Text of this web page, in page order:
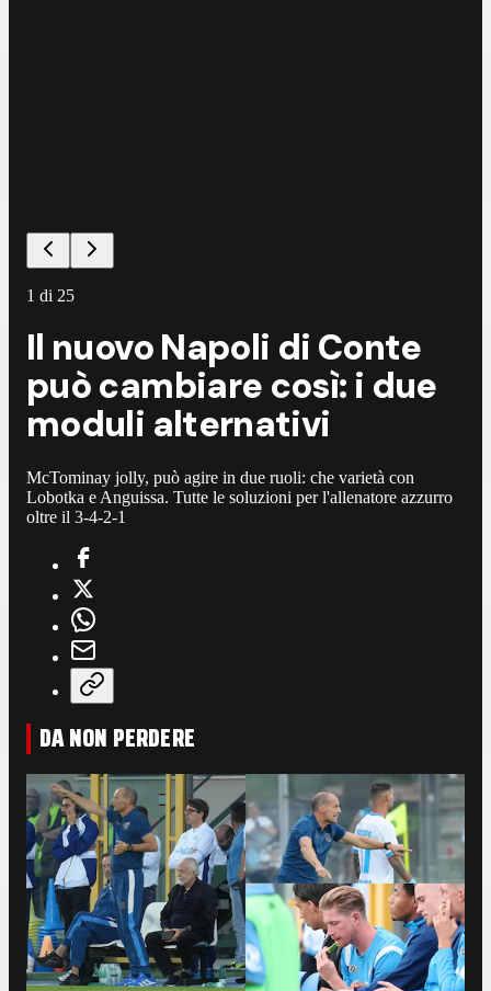
1 di 25
Il nuovo Napoli di Conte
può cambiare così: i due
moduli alternativi
McTominay jolly, può agire in due ruoli: che varietà con
Lobotka e Anguissa. Tutte le soluzioni per l'allenatore azzurro
oltre il 3-4-2-1
DA NON PERDERE